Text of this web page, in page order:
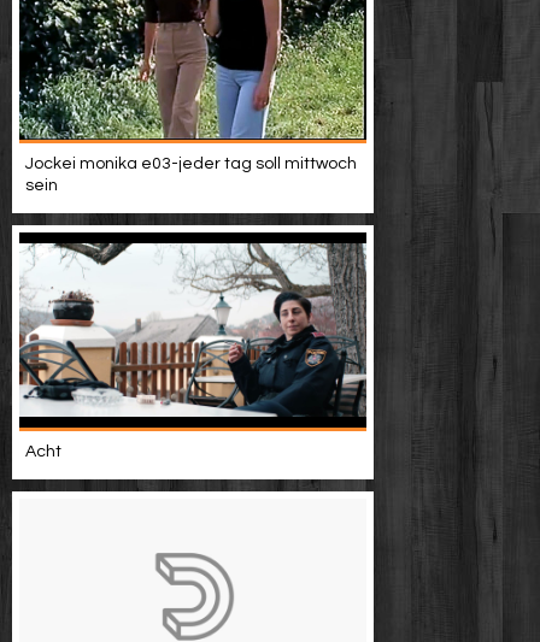
Jockei monika e03-jeder tag soll mittwoch
sein
Acht